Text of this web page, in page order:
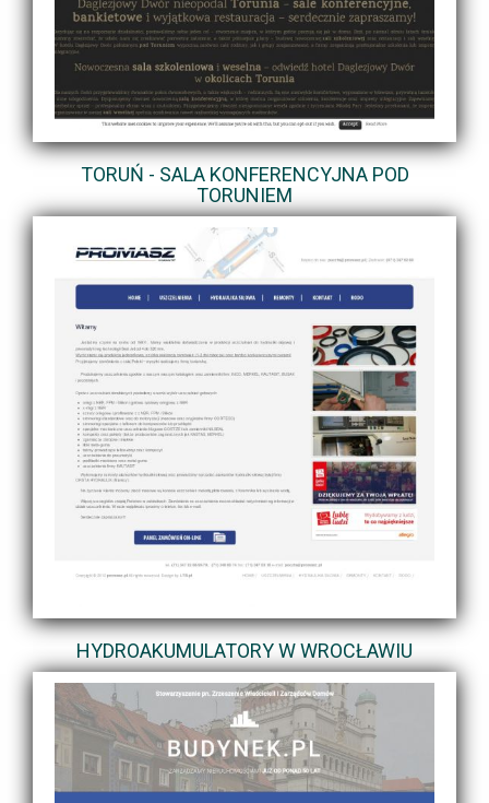
TORUŃ - SALA KONFERENCYJNA POD
TORUNIEM
HYDROAKUMULATORY W WROCŁAWIU